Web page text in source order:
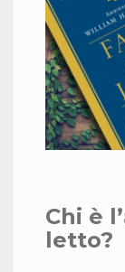
Chi è l’
letto?